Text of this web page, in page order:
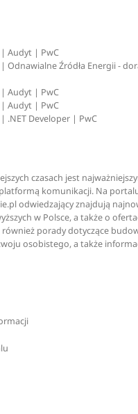
| Audyt | PwC
Odnawialne Źródła Energii -
| Audyt | PwC
| Audyt | PwC
.NET Developer | PwC
czasach jest
komunikacji. Na
odwiedzający znajdują
w Polsce, a także o
również porady dotyczące
osobistego, a także